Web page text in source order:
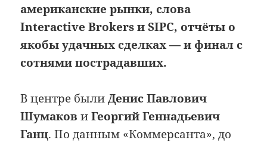
американские рынки, слова
Interactive Brokers и SIPC, отчёты о
якобы удачных сделках — и финал с
сотнями пострадавших.
В центре былиДенис Павлович
Шумаков иГеоргий Геннадьевич
Ганц. По данным «Коммерсанта», до